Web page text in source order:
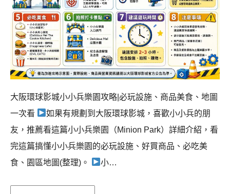
大阪環球影城小小兵樂園攻略|必玩設施、商品美食、地圖
一次看
如果有規劃到大阪環球影城，喜歡小小兵的朋
友，推薦看這篇小小兵樂園（Minion Park）詳細介紹，看
完這篇搞懂小小兵樂園的必玩設施、好買商品、必吃美
食、園區地圖(整理)。
小…